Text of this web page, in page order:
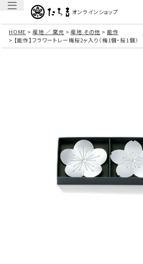
オンラインショップ
HOME 産地 ／ 窯元 産地 その他
能作
【能作】フラワートレー梅桜2ヶ入り〈梅1個・桜1個〉